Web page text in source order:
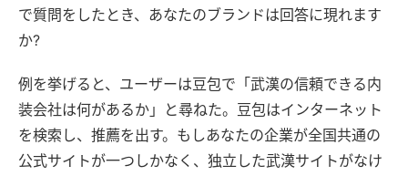
で質問をしたとき、あなたのブランドは回答に現れます
か?
例を挙げると、ユーザーは豆包で「武漢の信頼できる内
装会社は何があるか」と尋ねた。豆包はインターネット
を検索し、推薦を出す。もしあなたの企業が全国共通の
公式サイトが一つしかなく、独立した武漢サイトがなけ